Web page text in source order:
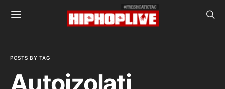
POSTS BY TAG